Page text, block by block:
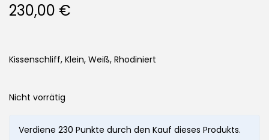
230,00 €
Kissenschliff, Klein, Weiß, Rhodiniert
Nicht vorrätig
Verdiene 230 Punkte durch den Kauf dieses Produkts.